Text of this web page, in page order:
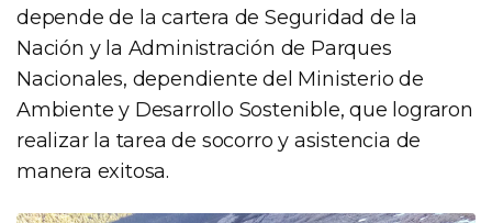
depende de la cartera de Seguridad de la
Nación y la Administración de Parques
Nacionales, dependiente del Ministerio de
Ambiente y Desarrollo Sostenible, que lograron
realizar la tarea de socorro y asistencia de
manera exitosa.